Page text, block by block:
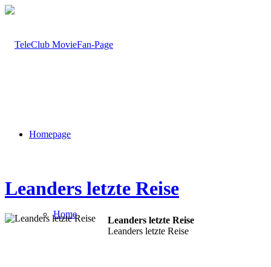
Homepage
Home
Leanders letzte Reise
Leanders letzte Reise
Leanders letzte Reise